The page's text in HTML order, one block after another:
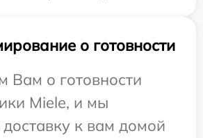
о готовности
о готовности
Miele, и мы
к вам домой